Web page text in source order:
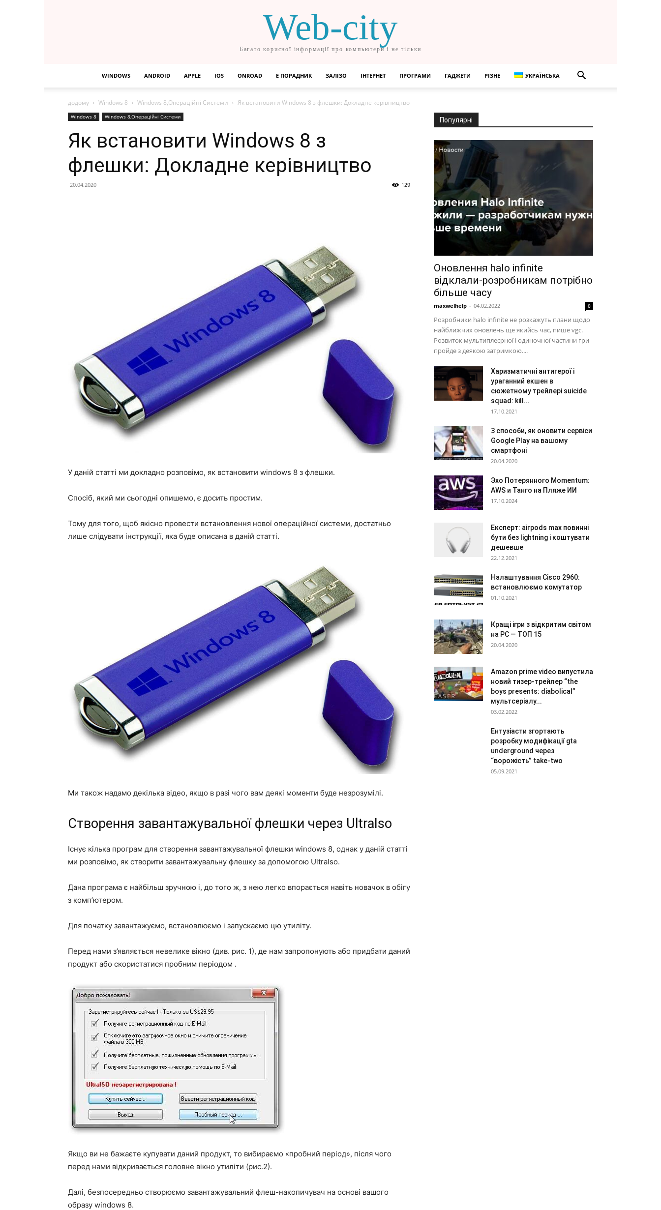
Web-city
Багато корисної інформації про компьютери і не тільки
WINDOWS ANDROID APPLE IOS ONROAD Е ПОРАДНИК ЗАЛІЗО ІНТЕРНЕТ ПРОГРАМИ ГАДЖЕТИ РІЗНЕ УКРАЇНСЬКА
додому Windows 8 Windows 8,Операційні Системи Як встановити Windows 8 з флешки: Докладне керівництво
Windows 8 Windows 8,Операційні Системи
Як встановити Windows 8 з
флешки: Докладне керівництво
20.04.2020 129
У даній статті ми докладно розповімо, як встановити windows 8 з флешки.
Спосіб, який ми сьогодні опишемо, є досить простим.
Тому для того, щоб якісно провести встановлення нової операційної системи, достатньо
лише слідувати інструкції, яка буде описана в даній статті.
Ми також надамо декілька відео, якщо в разі чого вам деякі моменти буде незрозумілі.
Створення завантажувальної флешки через UltraIso
Існує кілька програм для створення завантажувальної флешки windows 8, однак у даній статті
ми розповімо, як створити завантажувальну флешку за допомогою UltraIso.
Дана програма є найбільш зручною і, до того ж, з нею легко впорається навіть новачок в обігу
з комп’ютером.
Для початку завантажуємо, встановлюємо і запускаємо цю утиліту.
Перед нами з’являється невелике вікно (див. рис. 1), де нам запропонують або придбати даний
продукт або скористатися пробним періодом .
Якщо ви не бажаєте купувати даний продукт, то вибираємо «пробний період», після чого
перед нами відкривається головне вікно утиліти (рис.2).
Далі, безпосередньо створюємо завантажувальний флеш-накопичувач на основі вашого
образу windows 8.
Популярні
Оновлення halo infinite
відклали-розробникам потрібно
більше часу
maxwelhelp - 04.02.2022 0
Розробники halo infinite не розкажуть плани щодо
найближчих оновлень ще якийсь час, пише vgc.
Розвиток мультиплеєрної і одиночної частини гри
пройде з деякою затримкою....
Харизматичні антигерої і
ураганний екшен в
сюжетному трейлері suicide
squad: kill...
17.10.2021
3 способи, як оновити сервіси
Google Play на вашому
смартфоні
20.04.2020
Эхо Потерянного Momentum:
AWS и Танго на Пляже ИИ
17.10.2024
Експерт: airpods max повинні
бути без lightning і коштувати
дешевше
22.12.2021
Налаштування Cisco 2960:
встановлюємо комутатор
01.10.2021
Кращі ігри з відкритим світом
на PC — ТОП 15
20.04.2020
Amazon prime video випустила
новий тизер-трейлер “the
boys presents: diabolical”
мультсеріалу...
03.02.2022
Ентузіасти згортають
розробку модифікації gta
underground через
“ворожість” take-two
05.09.2021